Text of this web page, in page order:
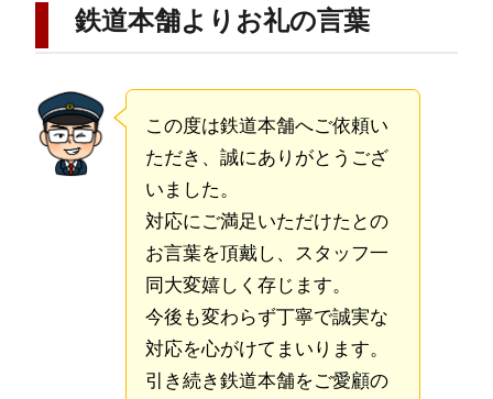
鉄道本舗よりお礼の言葉
この度は鉄道本舗へご依頼い
ただき、誠にありがとうござ
いました。
対応にご満足いただけたとの
お言葉を頂戴し、スタッフ一
同大変嬉しく存じます。
今後も変わらず丁寧で誠実な
対応を心がけてまいります。
引き続き鉄道本舗をご愛顧の